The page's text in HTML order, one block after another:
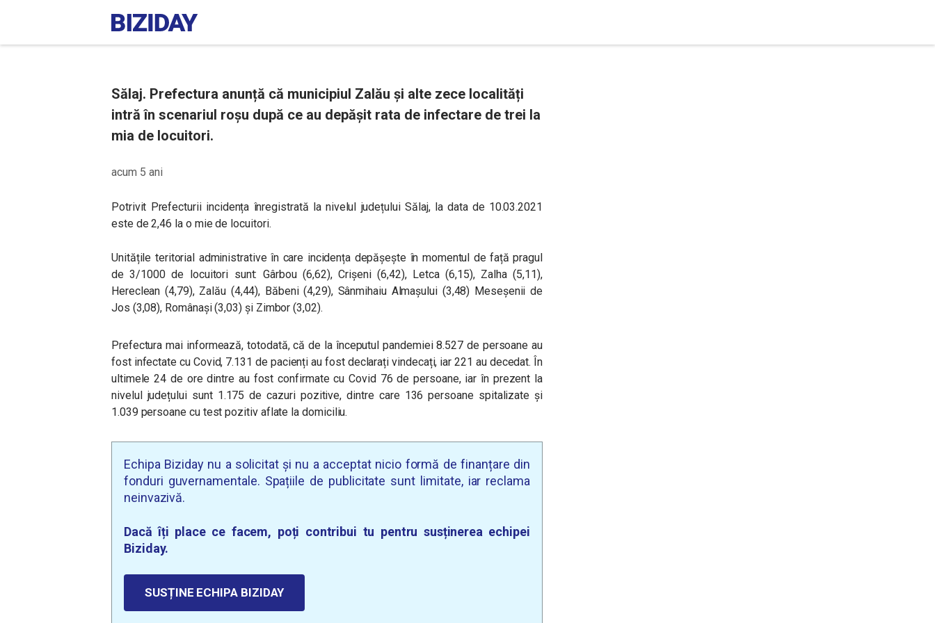
Sălaj. Prefectura anunță că municipiul Zalău și alte zece localități
intră în scenariul roșu după ce au depășit rata de infectare de trei la
mia de locuitori.
acum 5 ani
Potrivit Prefecturii incidența înregistrată la nivelul județului Sălaj, la data de 10.03.2021
este de 2,46 la o mie de locuitori.
Unitățile teritorial administrative în care incidența depășește în momentul de față pragul
de 3/1000 de locuitori sunt: Gârbou (6,62), Crișeni (6,42), Letca (6,15), Zalha (5,11),
Hereclean (4,79), Zalău (4,44), Băbeni (4,29), Sânmihaiu Almașului (3,48) Meseșenii de
Jos (3,08), Românași (3,03) și Zimbor (3,02).
Prefectura mai informează, totodată, că de la începutul pandemiei 8.527 de persoane au
fost infectate cu Covid, 7.131 de pacienți au fost declarați vindecați, iar 221 au decedat. În
ultimele 24 de ore dintre au fost confirmate cu Covid 76 de persoane, iar în prezent la
nivelul județului sunt 1.175 de cazuri pozitive, dintre care 136 persoane spitalizate și
1.039 persoane cu test pozitiv aflate la domiciliu.
Echipa Biziday nu a solicitat și nu a acceptat nicio formă de finanțare din
fonduri guvernamentale. Spațiile de publicitate sunt limitate, iar reclama
neinvazivă.
Dacă îți place ce facem, poți contribui tu pentru susținerea echipei
Biziday.
SUSȚINE ECHIPA BIZIDAY